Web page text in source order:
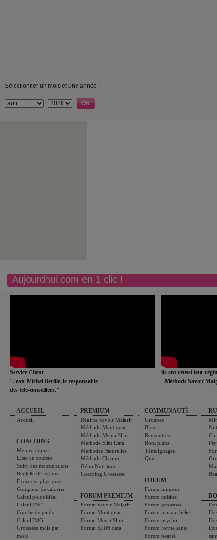
Sélectionner un mois et une année :
Aujourdhui.com en 1 clic !
Service Client
"Jean-Michel Berille, le responsable
des télé-conseillers."
ils ont réussi leur
- Méthode Savoir
ACCUEIL
Accueil
COACHING
Menus régime
Liste de courses
Suivi des mensurations
Réglette de régime
Exercices physiques
Compteur de calories
Calcul poids idéal
Calcul IMC
Courbe de poids
Calcul IMG
Grossesse mois par
mois
PREMIUM
Régime Savoir Maigrir
Méthode Montignac
Méthode MentalSlim
Méthode Slim Data
Méthodes Naturelles
Méthode Chrono-
Géno-Nutrition
Coaching Grossesse
FORUM PREMIUM
Forum Savoir Maigrir
Forum Montignac
Forum MentalSlim
Forum SLIM data
COMMUNAUTÉ
Groupes
Blogs
Rencontres
Bons plans
Témoignages
Quiz
FORUM
Forum minceur
Forum cuisine
Forum grossesse
Forum maman bébé
Forum psycho
Forum forme santé
Forum beauté